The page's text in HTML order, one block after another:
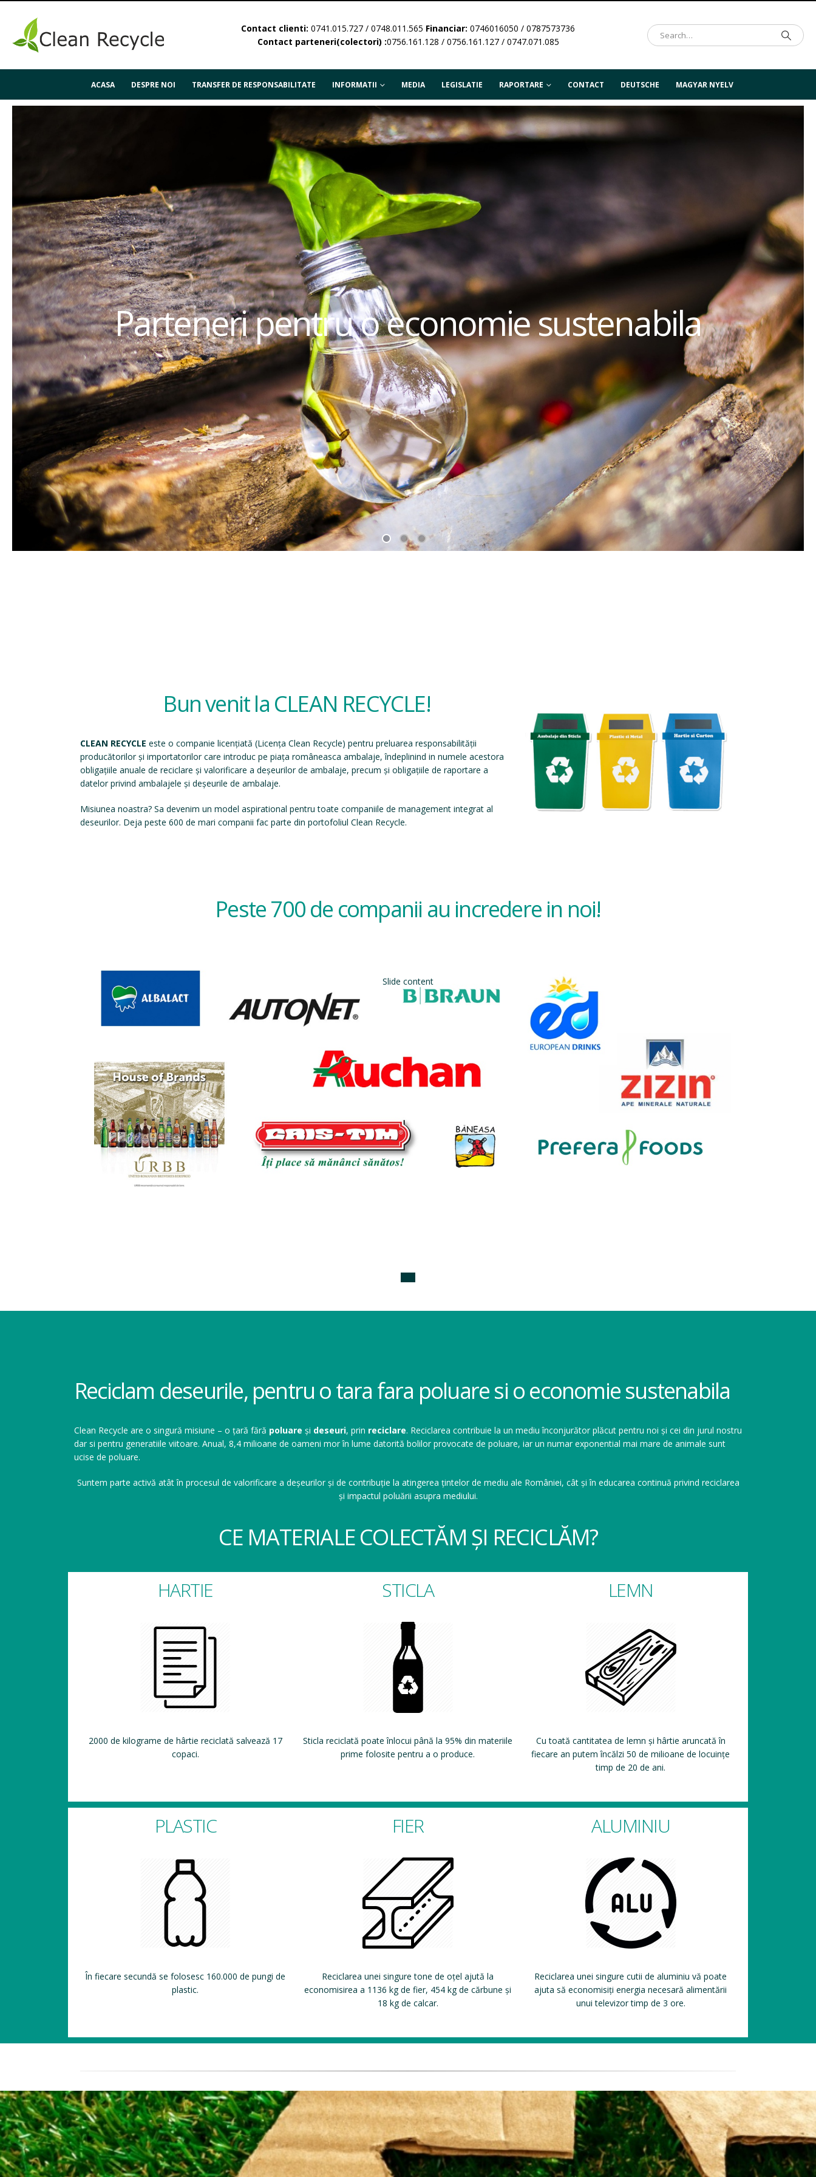
Contact clienti: 0741.015.727 / 0748.011.565 Financiar: 0746016050 / 0787573736
Contact parteneri(colectori) :0756.161.128 / 0756.161.127 / 0747.071.085
ACASA DESPRE NOI TRANSFER DE RESPONSABILITATE INFORMATII MEDIA LEGISLATIE RAPORTARE CONTACT DEUTSCHE MAGYAR NYELV
Parteneri pentru o economie sustenabila
Bun venit la CLEAN RECYCLE!
CLEAN RECYCLE este o companie licențiată (Licența Clean Recycle) pentru preluarea responsabilității
producătorilor și importatorilor care introduc pe piața româneasca ambalaje, îndeplinind in numele acestora
obligațiile anuale de reciclare și valorificare a deșeurilor de ambalaje, precum și obligațiile de raportare a
datelor privind ambalajele și deșeurile de ambalaje.
Misiunea noastra? Sa devenim un model aspirational pentru toate companiile de management integrat al
deseurilor. Deja peste 600 de mari companii fac parte din portofoliul Clean Recycle.
Peste 700 de companii au incredere in noi!
Slide content
Reciclam deseurile, pentru o tara fara poluare si o economie sustenabila
Clean Recycle are o singură misiune – o țară fără poluare și deseuri, prin reciclare. Reciclarea contribuie la un mediu înconjurător plăcut pentru noi și cei din jurul nostru
dar si pentru generatiile viitoare. Anual, 8,4 milioane de oameni mor în lume datorită bolilor provocate de poluare, iar un numar exponential mai mare de animale sunt
ucise de poluare.
Suntem parte activă atât în procesul de valorificare a deșeurilor și de contribuție la atingerea țintelor de mediu ale României, cât și în educarea continuă privind reciclarea
și impactul poluării asupra mediului.
CE MATERIALE COLECTĂM ȘI RECICLĂM?
HARTIE
2000 de kilograme de hârtie reciclată salvează 17
copaci.
STICLA
Sticla reciclată poate înlocui până la 95% din materiile
prime folosite pentru a o produce.
LEMN
Cu toată cantitatea de lemn și hârtie aruncată în
fiecare an putem încălzi 50 de milioane de locuințe
timp de 20 de ani.
PLASTIC
În fiecare secundă se folosesc 160.000 de pungi de
plastic.
FIER
Reciclarea unei singure tone de oțel ajută la
economisirea a 1136 kg de fier, 454 kg de cărbune și
18 kg de calcar.
ALUMINIU
Reciclarea unei singure cutii de aluminiu vă poate
ajuta să economisiți energia necesară alimentării
unui televizor timp de 3 ore.